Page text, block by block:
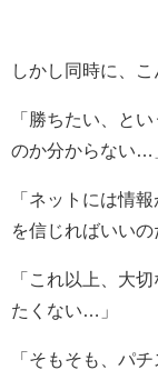
しかし同時に、
「勝ちたい、と
のか分からない…
「ネットには情
を信じればいい
「これ以上、大
たくない…」
「そもそも、パ